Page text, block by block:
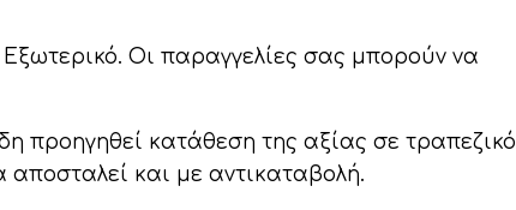
Οι παραγγελίες σας μπορούν να
προηγηθεί κατάθεση της αξίας σε τραπεζικό
και με αντικαταβολή.